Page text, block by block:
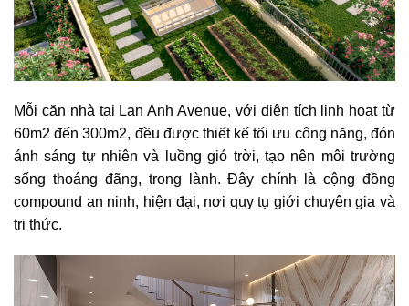
Mỗi căn nhà tại Lan Anh Avenue, với diện tích linh hoạt từ
60m2 đến 300m2, đều được thiết kế tối ưu công năng, đón
ánh sáng tự nhiên và luồng gió trời, tạo nên môi trường
sống thoáng đãng, trong lành. Đây chính là cộng đồng
compound an ninh, hiện đại, nơi quy tụ giới chuyên gia và
tri thức.